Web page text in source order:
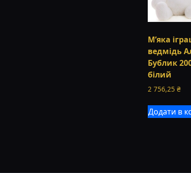
М’яка
ведмідь
Бублик
білий
2 756,25 ₴
Додати в